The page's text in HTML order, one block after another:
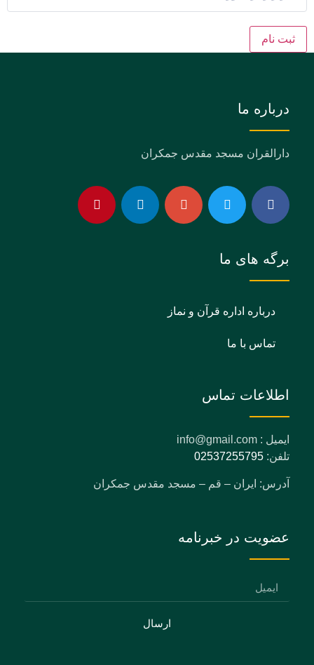
ثبت نام
درباره ما
دارالقران مسجد مقدس جمکران
برگه های ما
درباره اداره قرآن و نماز
تماس با ما
اطلاعات تماس
ایمیل : info@gmail.com
تلفن: 02537255795
آدرس: ایران – قم – مسجد مقدس جمکران
عضویت در خبرنامه
ارسال